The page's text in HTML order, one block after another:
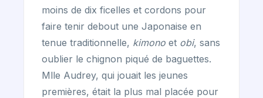
moins de dix ficelles et cordons pour
faire tenir debout une Japonaise en
tenue traditionnelle, kimono et obi, sans
oublier le chignon piqué de baguettes.
Mlle Audrey, qui jouait les jeunes
premières, était la plus mal placée pour